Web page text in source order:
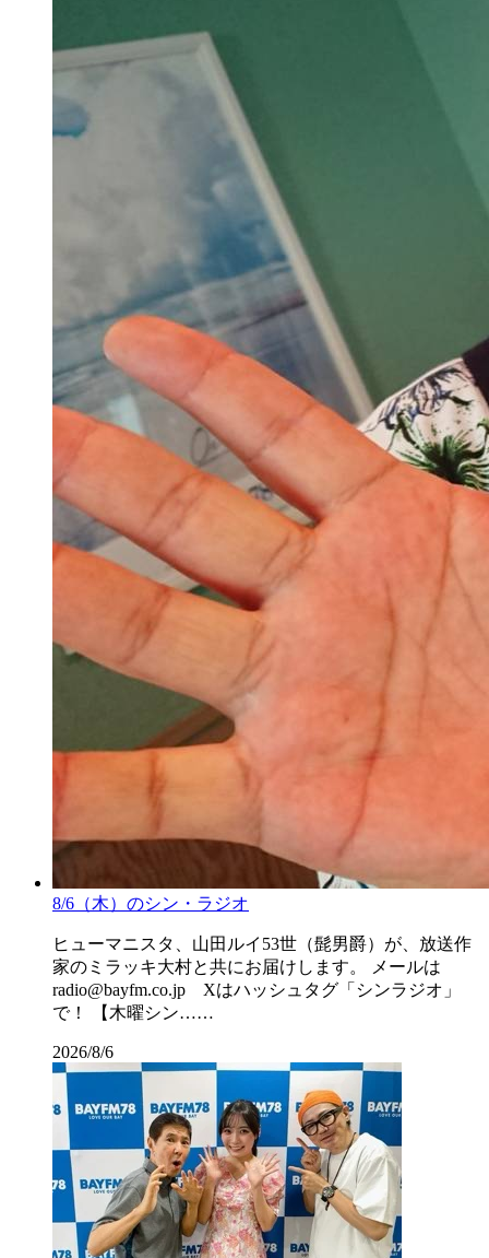
8/6（木）のシン・ラジオ
ヒューマニスタ、山田ルイ53世（髭男爵）が、放送作
家のミラッキ大村と共にお届けします。 メールは
radio@bayfm.co.jp Xはハッシュタグ「シンラジオ」
で！ 【木曜シン……
2026/8/6